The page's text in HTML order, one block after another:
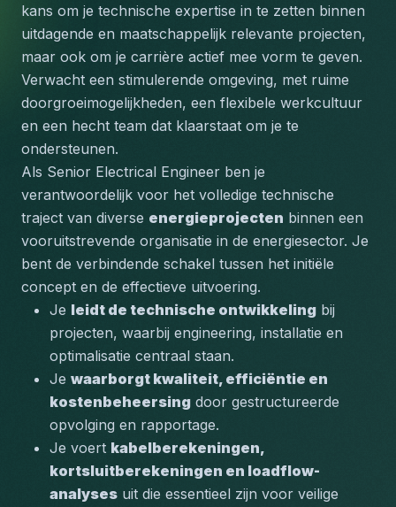
kans om je technische expertise in te zetten binnen
uitdagende en maatschappelijk relevante projecten,
maar ook om je carrière actief mee vorm te geven.
Verwacht een stimulerende omgeving, met ruime
doorgroeimogelijkheden, een flexibele werkcultuur
en een hecht team dat klaarstaat om je te
ondersteunen.
Als Senior Electrical Engineer ben je
verantwoordelijk voor het volledige technische
traject van diverse energieprojecten binnen een
vooruitstrevende organisatie in de energiesector. Je
bent de verbindende schakel tussen het initiële
concept en de effectieve uitvoering.
Je leidt de technische ontwikkeling bij
projecten, waarbij engineering, installatie en
optimalisatie centraal staan.
Je waarborgt kwaliteit, efficiëntie en
kostenbeheersing door gestructureerde
opvolging en rapportage.
Je voert kabelberekeningen,
kortsluitberekeningen en loadflow-
analyses uit die essentieel zijn voor veilige